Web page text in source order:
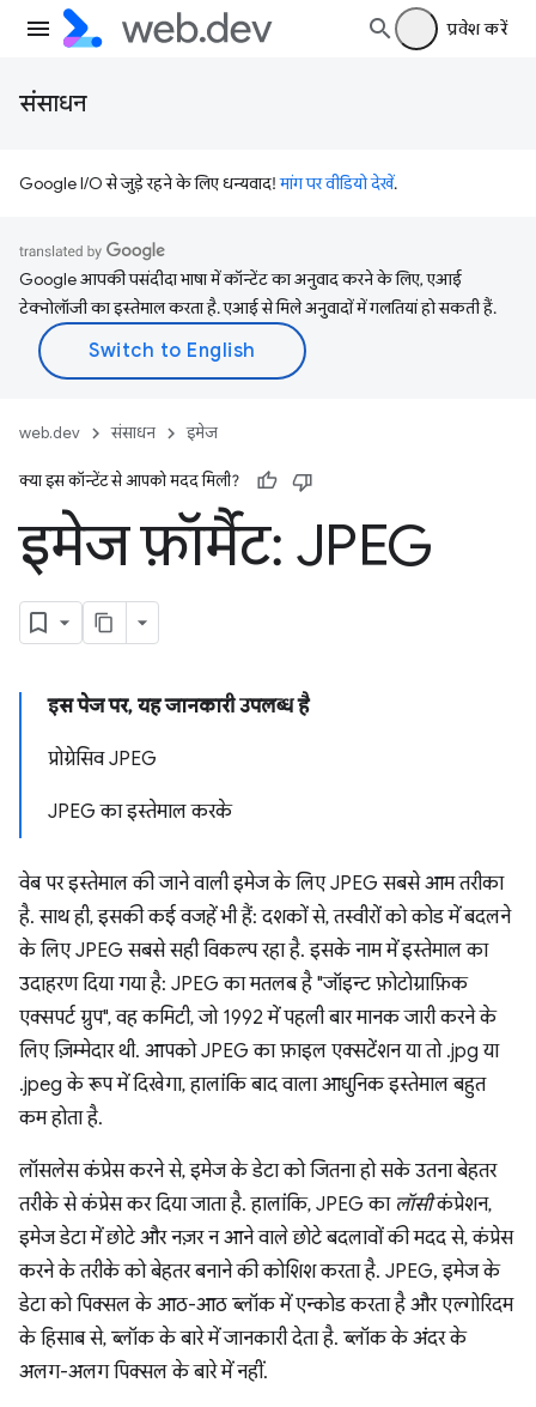
प्रवेश करें
संसाधन
Google I/O से जुड़े रहने के लिए धन्यवाद!मांग पर वीडियो देखें.
Google आपकी पसंदीदा भाषा में कॉन्टेंट का अनुवाद करने के लिए, एआई
टेक्नोलॉजी का इस्तेमाल करता है. एआई से मिले अनुवादों में गलतियां हो सकती हैं.
web.dev संसाधन इमेज
क्या इस कॉन्टेंट से आपको मदद मिली?
इमेज फ़ॉर्मैट: JPEG
इस पेज पर, यह जानकारी उपलब्ध है
प्रोग्रेसिव JPEG
JPEG का इस्तेमाल करके
वेब पर इस्तेमाल की जाने वाली इमेज के लिए JPEG सबसे आम तरीका
है. साथ ही, इसकी कई वजहें भी हैं: दशकों से, तस्वीरों को कोड में बदलने
के लिए JPEG सबसे सही विकल्प रहा है. इसके नाम में इस्तेमाल का
उदाहरण दिया गया है: JPEG का मतलब है "जॉइन्ट फ़ोटोग्राफ़िक
एक्सपर्ट ग्रुप", वह कमिटी, जो 1992 में पहली बार मानक जारी करने के
लिए ज़िम्मेदार थी. आपको JPEG का फ़ाइल एक्सटेंशन या तो .jpg या
.jpeg के रूप में दिखेगा, हालांकि बाद वाला आधुनिक इस्तेमाल बहुत
कम होता है.
लॉसलेस कंप्रेस करने से, इमेज के डेटा को जितना हो सके उतना बेहतर
तरीके से कंप्रेस कर दिया जाता है. हालांकि, JPEG का लॉसीकंप्रेशन,
इमेज डेटा में छोटे और नज़र न आने वाले छोटे बदलावों की मदद से, कंप्रेस
करने के तरीके को बेहतर बनाने की कोशिश करता है. JPEG, इमेज के
डेटा को पिक्सल के आठ-आठ ब्लॉक में एन्कोड करता है और एल्गोरिदम
के हिसाब से, ब्लॉक के बारे में जानकारी देता है. ब्लॉक के अंदर के
अलग-अलग पिक्सल के बारे में नहीं.